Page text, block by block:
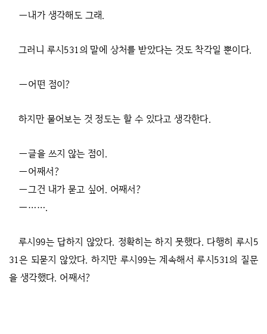
―내가 생각해도 그래.
그러니 루시531의 말에 상처를 받았다는 것도 착각일 뿐이다.
―어떤 점이?
하지만 물어보는 것 정도는 할 수 있다고 생각한다.
―글을 쓰지 않는 점이.
―어째서?
―그건 내가 묻고 싶어. 어째서?
―…….
루시99는 답하지 않았다. 정확히는 하지 못했다. 다행히 루시5
31은 되묻지 않았다. 하지만 루시99는 계속해서 루시531의 질문
을 생각했다. 어째서?